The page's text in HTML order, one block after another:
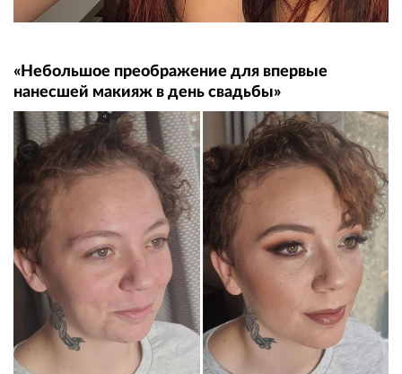
«Небольшое преображение для впервые
нанесшей макияж в день свадьбы»